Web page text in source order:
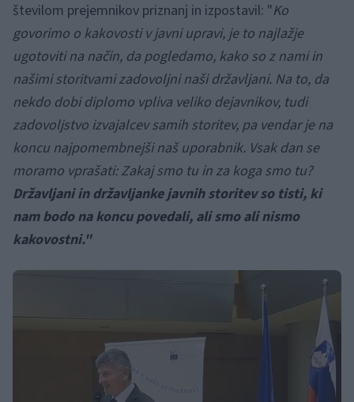
številom prejemnikov priznanj in izpostavil: "Ko
govorimo o kakovosti v javni upravi, je to najlažje
ugotoviti na način, da pogledamo, kako so z nami in
našimi storitvami zadovoljni naši državljani. Na to, da
nekdo dobi diplomo vpliva veliko dejavnikov, tudi
zadovoljstvo izvajalcev samih storitev, pa vendar je na
koncu najpomembnejši naš uporabnik. Vsak dan se
moramo vprašati: Zakaj smo tu in za koga smo tu?
Državljani in državljanke javnih storitev so tisti, ki
nam bodo na koncu povedali, ali smo ali nismo
kakovostni."